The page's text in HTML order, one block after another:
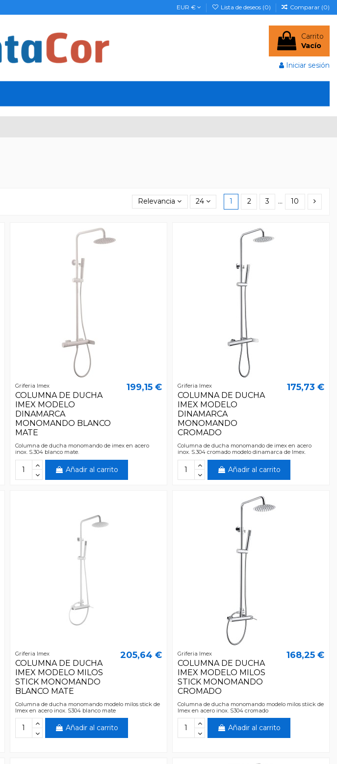
EUR € Lista de deseos (0) Comparar (0)
Carrito
Vacío
Iniciar sesión
Relevancia 24 1 2 3 … 10
Griferia Imex
COLUMNA DE DUCHA
IMEX MODELO
DINAMARCA
MONOMANDO BLANCO
MATE
199,15 €
Columna de ducha monomando de imex en acero
inox. S.304 blanco mate.
Añadir al carrito
Griferia Imex
COLUMNA DE DUCHA
IMEX MODELO
DINAMARCA
MONOMANDO
CROMADO
175,73 €
Columna de ducha monomando de imex en acero
inox. S.304 cromado modelo dinamarca de Imex.
Añadir al carrito
Griferia Imex
COLUMNA DE DUCHA
IMEX MODELO MILOS
STICK MONOMANDO
BLANCO MATE
205,64 €
Columna de ducha monomando modelo milos stick de
Imex en acero inox. S304 blanco mate
Añadir al carrito
Griferia Imex
COLUMNA DE DUCHA
IMEX MODELO MILOS
STICK MONOMANDO
CROMADO
168,25 €
Columna de ducha monomando modelo milos stiick de
Imex en acero inox. S304 cromado
Añadir al carrito